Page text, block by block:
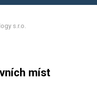
s.r.o.
míst